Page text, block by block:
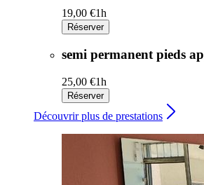
19,00 €1h
Réserver
semi permanent pieds
25,00 €1h
Réserver
Découvrir plus de prestations